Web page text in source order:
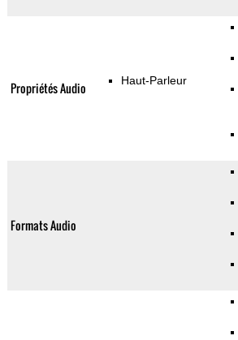
Propriétés Audio Haut-Parleur
Formats Audio